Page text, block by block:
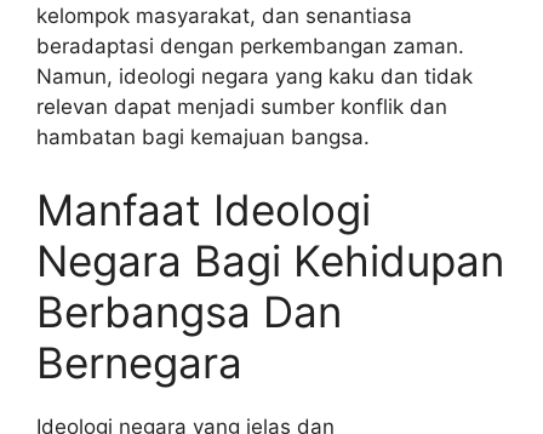
kelompok masyarakat, dan senantiasa
beradaptasi dengan perkembangan zaman.
Namun, ideologi negara yang kaku dan tidak
relevan dapat menjadi sumber konflik dan
hambatan bagi kemajuan bangsa.
Manfaat Ideologi
Negara Bagi Kehidupan
Berbangsa Dan
Bernegara
Ideologi negara yang jelas dan